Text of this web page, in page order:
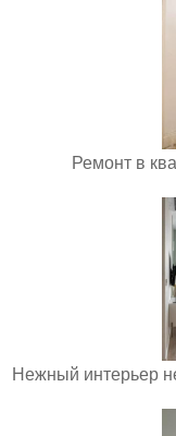
Ремонт в
Нежный интерьер